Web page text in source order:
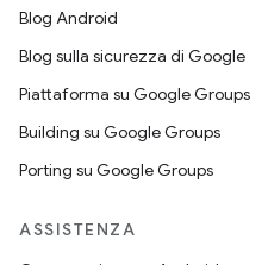
Blog Android
Blog sulla sicurezza di Google
Piattaforma su Google Groups
Building su Google Groups
Porting su Google Groups
ASSISTENZA